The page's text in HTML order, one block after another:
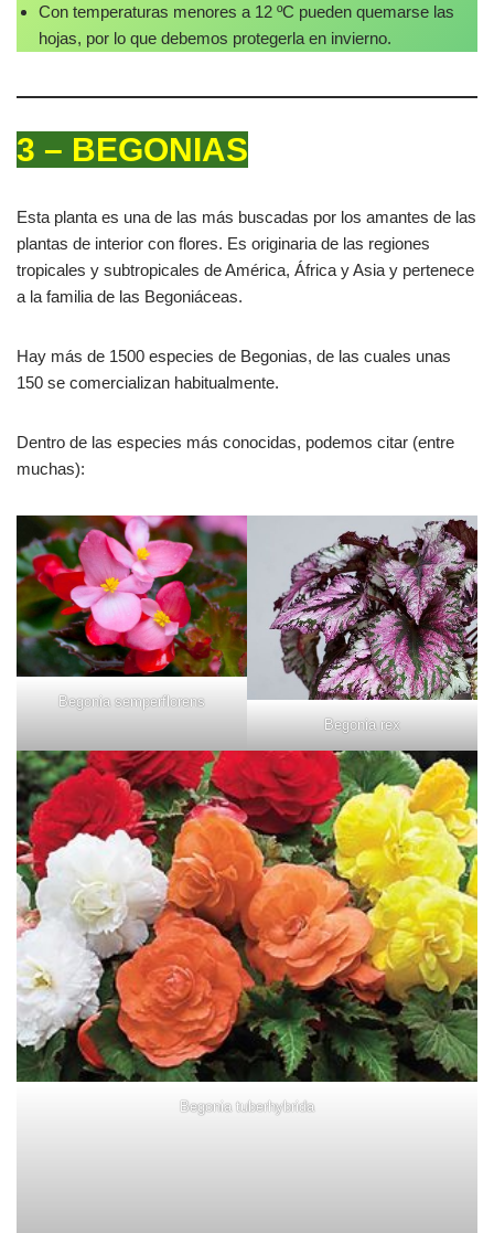
Con temperaturas menores a 12 ºC pueden quemarse las
hojas, por lo que debemos protegerla en invierno.
3 – BEGONIAS
Esta planta es una de las más buscadas por los amantes de las
plantas de interior con flores. Es originaria de las regiones
tropicales y subtropicales de América, África y Asia y pertenece
a la familia de las Begoniáceas.
Hay más de 1500 especies de Begonias, de las cuales unas
150 se comercializan habitualmente.
Dentro de las especies más conocidas, podemos citar (entre
muchas):
Begonia semperflorens
Begonia rex
Begonia tuberhybrida